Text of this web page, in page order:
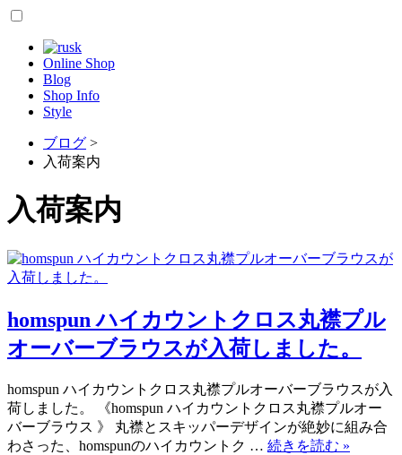
Online Shop
Blog
Shop Info
Style
ブログ >
入荷案内
入荷案内
homspun ハイカウントクロス丸襟プル
オーバーブラウスが入荷しました。
homspun ハイカウントクロス丸襟プルオーバーブラウスが入
荷しました。 《homspun ハイカウントクロス丸襟プルオー
バーブラウス 》 丸襟とスキッパーデザインが絶妙に組み合
わさった、homspunのハイカウントク … 続きを読む »